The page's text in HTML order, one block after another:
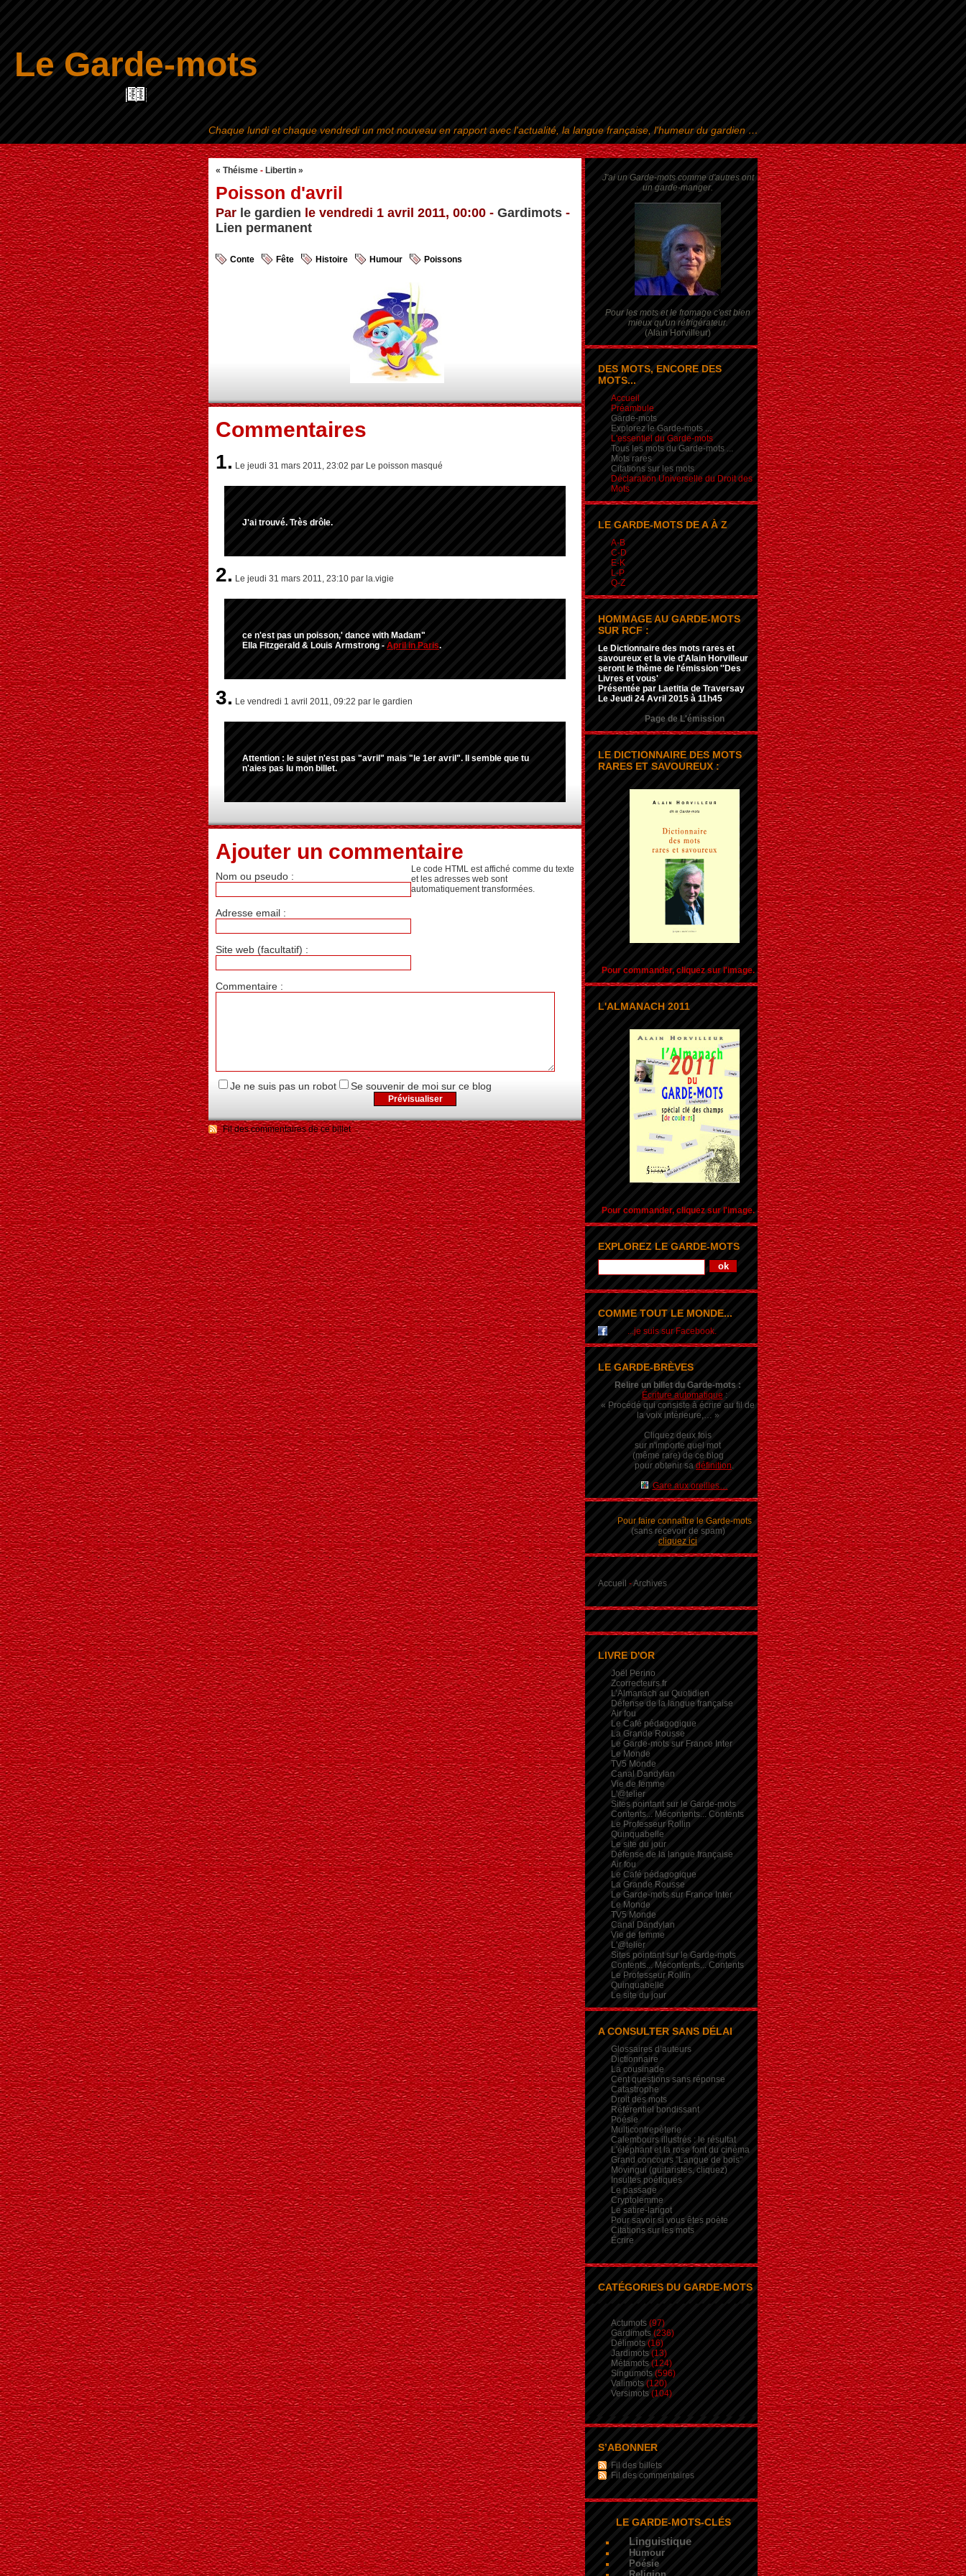
Le Garde-mots
Aller au contenu|Aller au menu|Aller à la recherche
« Théisme - Libertin »
Poisson d'avril
Par le gardien le vendredi 1 avril 2011, 00:00 - Gardimots -
Lien permanent
Conte Fête Histoire Humour Poissons
Commentaires
1. Le jeudi 31 mars 2011, 23:02 par Le poisson masqué
J'ai trouvé. Très drôle.
2. Le jeudi 31 mars 2011, 23:10 par la.vigie
ce n'est pas un poisson,' dance with Madam"
Ella Fitzgerald & Louis Armstrong - April in Paris.
3. Le vendredi 1 avril 2011, 09:22 par le gardien
Attention : le sujet n'est pas "avril" mais "le 1er avril". Il semble que tu
n'aies pas lu mon billet.
Ajouter un commentaire
Nom ou pseudo :
Adresse email :
Site web (facultatif) :
Commentaire :
Le code HTML est affiché comme du texte
et les adresses web sont
automatiquement transformées.
Je ne suis pas un robot Se souvenir de moi sur ce blog
Fil des commentaires de ce billet
Chaque lundi et chaque vendredi un mot nouveau en rapport avec l'actualité, la langue française, l'humeur du gardien …
J'ai un Garde-mots comme d'autres ont
un garde-manger.
Pour les mots et le fromage c'est bien
mieux qu'un réfrigérateur.
(Alain Horvilleur)
DES MOTS, ENCORE DES
MOTS...
Accueil
Préambule
Garde-mots
Explorez le Garde-mots ...
L'essentiel du Garde-mots
Tous les mots du Garde-mots ...
Mots rares
Citations sur les mots
Déclaration Universelle du Droit des
Mots
LE GARDE-MOTS DE A À Z
A-B
C-D
E-K
L-P
Q-Z
HOMMAGE AU GARDE-MOTS
SUR RCF :
Le Dictionnaire des mots rares et
savoureux et la vie d'Alain Horvilleur
seront le thème de l'émission ''Des
Livres et vous'
Présentée par Laetitia de Traversay
Le Jeudi 24 Avril 2015 à 11h45
Page de L'émission
LE DICTIONNAIRE DES MOTS
RARES ET SAVOUREUX :
Pour commander, cliquez sur l'image.
L'ALMANACH 2011
Pour commander, cliquez sur l'image.
EXPLOREZ LE GARDE-MOTS
COMME TOUT LE MONDE...
...je suis sur Facebook.
LE GARDE-BRÈVES
Relire un billet du Garde-mots :
Écriture automatique :
« Procédé qui consiste à écrire au fil de
la voix intérieure,… »
Cliquez deux fois
sur n'importe quel mot
(même rare) de ce blog
pour obtenir sa définition.
Gare aux oreilles…
Pour faire connaître le Garde-mots
(sans recevoir de spam)
cliquez ici
Accueil -Archives
LIVRE D'OR
Joël Perino
Zcorrecteurs.fr
L’Almanach au Quotidien
Défense de la langue française
Air fou
Le Café pédagogique
La Grande Rousse
Le Garde-mots sur France Inter
Le Monde
TV5 Monde
Canal Dandylan
Vie de femme
L'@telier
Sites pointant sur le Garde-mots
Contents... Mécontents... Contents
Le Professeur Rollin
Quinquabelle
Le site du jour
Défense de la langue française
Air fou
Le Café pédagogique
La Grande Rousse
Le Garde-mots sur France Inter
Le Monde
TV5 Monde
Canal Dandylan
Vie de femme
L'@telier
Sites pointant sur le Garde-mots
Contents... Mécontents... Contents
Le Professeur Rollin
Quinquabelle
Le site du jour
A CONSULTER SANS DÉLAI
Glossaires d’auteurs
Dictionnaire
La cousinade
Cent questions sans réponse
Catastrophe
Droit des mots
Référentiel bondissant
Poésie
Multicontrepèterie
Calembours illustrés : le résultat
L'éléphant et la rose font du cinéma
Grand concours "Langue de bois"
Movingui (guitaristes, cliquez)
Insultes poétiques
Le passage
Cryptolemme
Le satire-larigot
Pour savoir si vous êtes poète
Citations sur les mots
Écrire
CATÉGORIES DU GARDE-MOTS
Actumots (97)
Gardimots (236)
Délimots (16)
Jardimots (13)
Métamots (124)
Singumots (596)
Valimots (120)
Versimots (104)
S’ABONNER
Fil des billets
Fil des commentaires
LE GARDE-MOTS-CLÉS
Linguistique
Humour
Poésie